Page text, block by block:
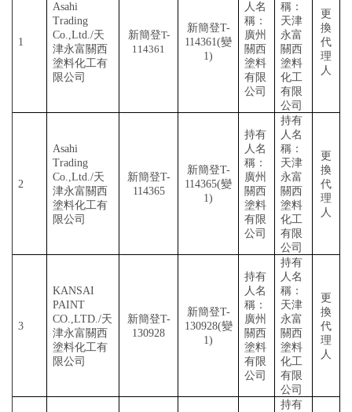
1
Asahi
Trading
Co.,Ltd./天
津永富關西
塗料化工有
限公司
新簡登T-
114361
新簡登T-
114361(變
1)
人名
稱：
廣州
關西
塗料
有限
公司
稱：
天津
永富
關西
塗料
化工
有限
公司
更
換
代
理
人
2
Asahi
Trading
Co.,Ltd./天
津永富關西
塗料化工有
限公司
新簡登T-
114365
新簡登T-
114365(變
1)
持有
人名
稱：
廣州
關西
塗料
有限
公司
持有
人名
稱：
天津
永富
關西
塗料
化工
有限
公司
更
換
代
理
人
3
KANSAI
PAINT
CO.,LTD./天
津永富關西
塗料化工有
限公司
新簡登T-
130928
新簡登T-
130928(變
1)
持有
人名
稱：
廣州
關西
塗料
有限
公司
持有
人名
稱：
天津
永富
關西
塗料
化工
有限
公司
更
換
代
理
人
持有